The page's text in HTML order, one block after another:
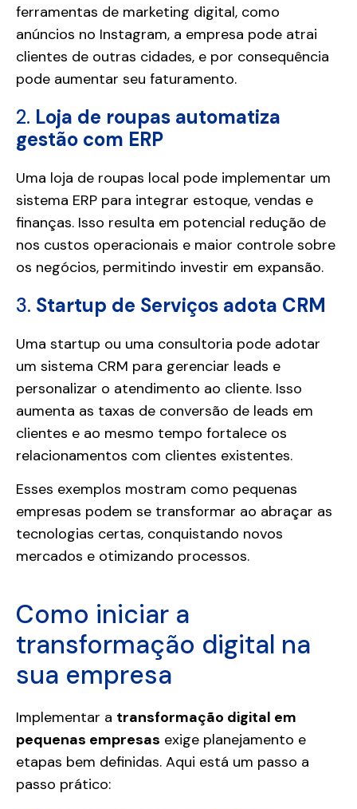
ferramentas de marketing digital, como
anúncios no Instagram, a empresa pode atrai
clientes de outras cidades, e por consequência
pode aumentar seu faturamento.
2. Loja de roupas automatiza
gestão com ERP
Uma loja de roupas local pode implementar um
sistema ERP para integrar estoque, vendas e
finanças. Isso resulta em potencial redução de
nos custos operacionais e maior controle sobre
os negócios, permitindo investir em expansão.
3. Startup de Serviços adota CRM
Uma startup ou uma consultoria pode adotar
um sistema CRM para gerenciar leads e
personalizar o atendimento ao cliente. Isso
aumenta as taxas de conversão de leads em
clientes e ao mesmo tempo fortalece os
relacionamentos com clientes existentes.
Esses exemplos mostram como pequenas
empresas podem se transformar ao abraçar as
tecnologias certas, conquistando novos
mercados e otimizando processos.
Como iniciar a
transformação digital na
sua empresa
Implementar a transformação digital em
pequenas empresas exige planejamento e
etapas bem definidas. Aqui está um passo a
passo prático: